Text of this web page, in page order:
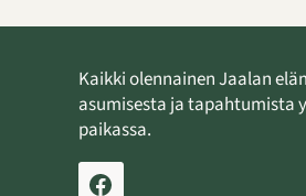
Kaikki olennainen Jaalan
asumisesta ja tapahtumista
paikassa.